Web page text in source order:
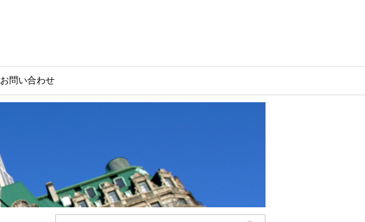
お問い合わせ